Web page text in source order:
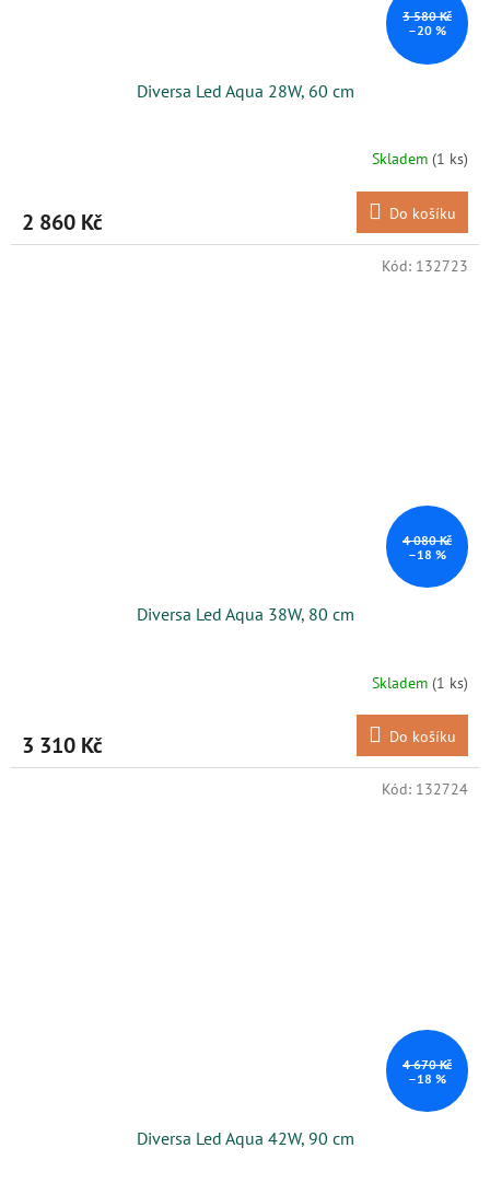
3 580 Kč
–20 %
Diversa Led Aqua 28W, 60 cm
Skladem (1 ks)
2 860 Kč Do košíku
4 080 Kč
–18 %
Diversa Led Aqua 38W, 80 cm
Skladem (1 ks)
3 310 Kč Do košíku
Kód: 132723
4 670 Kč
–18 %
Diversa Led Aqua 42W, 90 cm
Kód: 132724